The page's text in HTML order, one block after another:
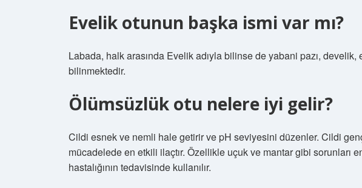
Evelik otunun başka ismi var mı?
Labada, halk arasında Evelik adıyla bilinse de yabani pazı,
bilinmektedir.
Ölümsüzlük otu nelere iyi gelir?
Cildi esnek ve nemli hale getirir ve pH seviyesini düzenler. Cildi
mücadelede en etkili ilaçtır. Özellikle uçuk ve mantar gibi sorunları
hastalığının tedavisinde kullanılır.